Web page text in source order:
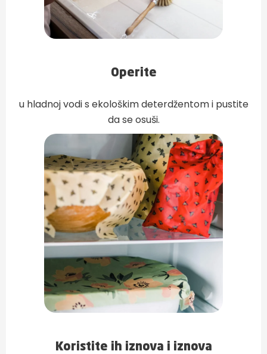
Operite
u hladnoj vodi s ekološkim deterdžentom i pustite
da se osuši.
Koristite ih iznova i iznova